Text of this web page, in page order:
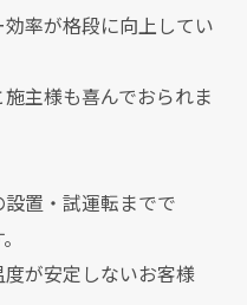
率が格段に向上してい
主様も喜んでおられま
置・試運転までで
が安定しないお客様